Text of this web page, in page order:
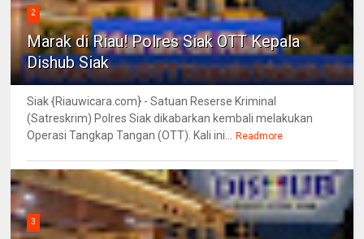
2
Marak di Riau! Polres Siak OTT Kepala
Dishub Siak
Siak {Riauwicara.com} - Satuan Reserse Kriminal
(Satreskrim) Polres Siak dikabarkan kembali melakukan
Operasi Tangkap Tangan (OTT). Kali ini...
Readmore
3